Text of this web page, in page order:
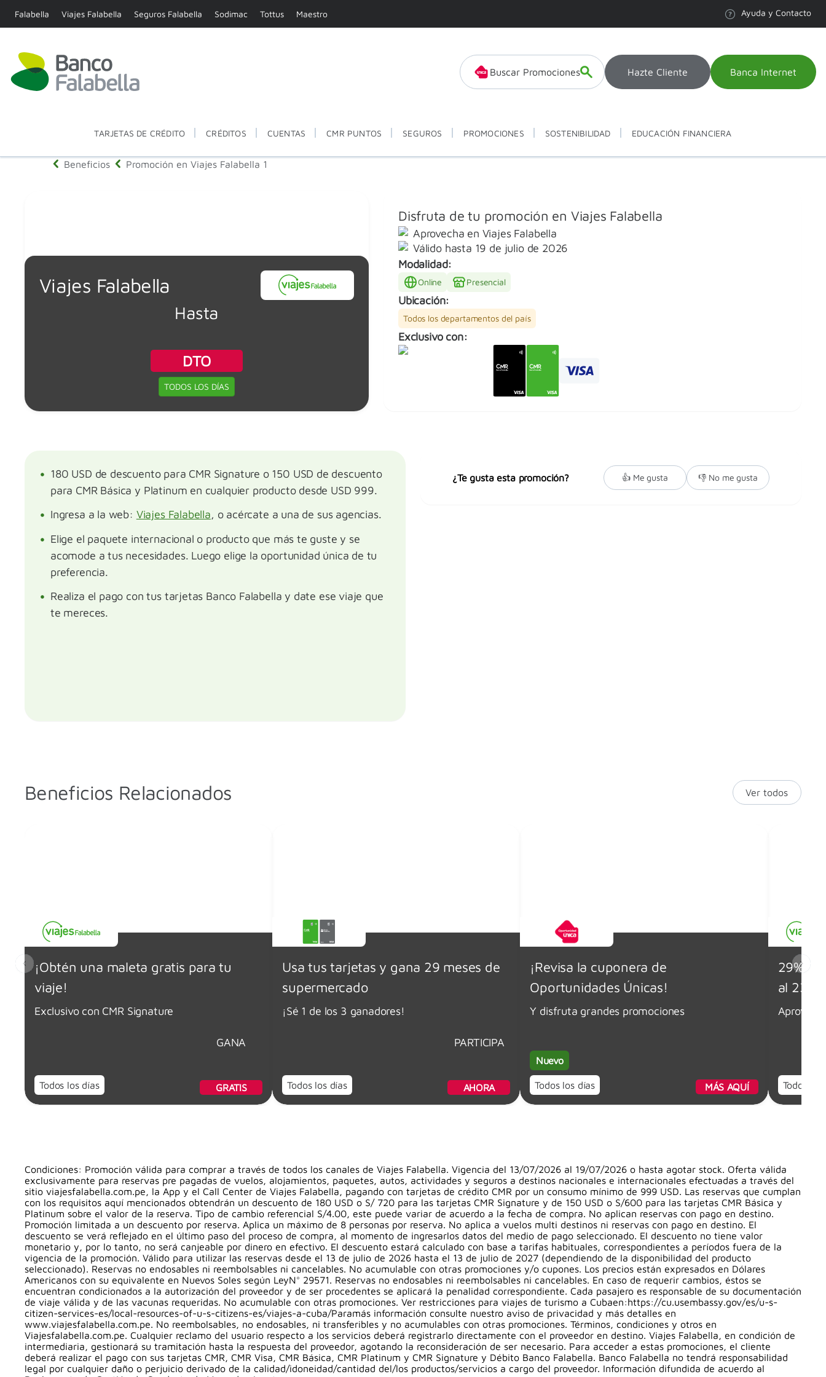
Falabella Viajes Falabella Seguros Falabella Sodimac Tottus Maestro Ayuda y Contacto
Buscar Promociones Hazte Cliente Banca Internet
TARJETAS DE CRÉDITO CRÉDITOS CUENTAS CMR PUNTOS SEGUROS PROMOCIONES SOSTENIBILIDAD EDUCACIÓN FINANCIERA
Beneficios Promoción en Viajes Falabella 1
Viajes Falabella
Hasta
DTO
TODOS LOS DÍAS
Disfruta de tu promoción en Viajes Falabella
Aprovecha en Viajes Falabella
Válido hasta 19 de julio de 2026
Modalidad:
Online Presencial
Ubicación:
Todos los departamentos del país
Exclusivo con:
180 USD de descuento para CMR Signature o 150 USD de descuento
para CMR Básica y Platinum en cualquier producto desde USD 999.
Ingresa a la web: Viajes Falabella, o acércate a una de sus agencias.
Elige el paquete internacional o producto que más te guste y se
acomode a tus necesidades. Luego elige la oportunidad única de tu
preferencia.
Realiza el pago con tus tarjetas Banco Falabella y date ese viaje que
te mereces.
¿Te gusta esta promoción? 👍 Me gusta 👎 No me gusta
Beneficios Relacionados Ver todos
¡Obtén una maleta gratis para tu
viaje!
Exclusivo con CMR Signature
Todos los días
GANA
GRATIS
Usa tus tarjetas y gana 29 meses de
supermercado
¡Sé 1 de los 3 ganadores!
Todos los días
PARTICIPA
AHORA
¡Revisa la cuponera de
Oportunidades Únicas!
Y disfruta grandes promociones
Nuevo
Todos los días MÁS AQUÍ
29%
al 23/
Todos los
Condiciones: Promoción válida para comprar a través de todos los canales de Viajes Falabella. Vigencia del 13/07/2026 al 19/07/2026 o hasta agotar stock. Oferta válida
exclusivamente para reservas pre pagadas de vuelos, alojamientos, paquetes, autos, actividades y seguros a destinos nacionales e internacionales efectuadas a través del
sitio viajesfalabella.com.pe, la App y el Call Center de Viajes Falabella, pagando con tarjetas de crédito CMR por un consumo mínimo de 999 USD. Las reservas que cumplan
con los requisitos aquí mencionados obtendrán un descuento de 180 USD o S/ 720 para las tarjetas CMR Signature y de 150 USD o S/600 para las tarjetas CMR Básica y
Platinum sobre el valor de la reserva. Tipo de cambio referencial S/4.00, este puede variar de acuerdo a la fecha de compra. No aplican reservas con pago en destino.
Promoción limitada a un descuento por reserva. Aplica un máximo de 8 personas por reserva. No aplica a vuelos multi destinos ni reservas con pago en destino. El
descuento se verá reflejado en el último paso del proceso de compra, al momento de ingresarlos datos del medio de pago seleccionado. El descuento no tiene valor
monetario y, por lo tanto, no será canjeable por dinero en efectivo. El descuento estará calculado con base a tarifas habituales, correspondientes a períodos fuera de la
vigencia de la promoción. Válido para utilizar las reservas desde el 13 de julio de 2026 hasta el 13 de julio de 2027 (dependiendo de la disponibilidad del producto
seleccionado). Reservas no endosables ni reembolsables ni cancelables. No acumulable con otras promociones y/o cupones. Los precios están expresados en Dólares
Americanos con su equivalente en Nuevos Soles según LeyN° 29571. Reservas no endosables ni reembolsables ni cancelables. En caso de requerir cambios, éstos se
encuentran condicionados a la autorización del proveedor y de ser procedentes se aplicará la penalidad correspondiente. Cada pasajero es responsable de su documentación
de viaje válida y de las vacunas requeridas. No acumulable con otras promociones. Ver restricciones para viajes de turismo a Cubaen:https://cu.usembassy.gov/es/u-s-
citizen-services-es/local-resources-of-u-s-citizens-es/viajes-a-cuba/Paramás información consulte nuestro aviso de privacidad y más detalles en
www.viajesfalabella.com.pe. No reembolsables, no endosables, ni transferibles y no acumulables con otras promociones. Términos, condiciones y otros en
Viajesfalabella.com.pe. Cualquier reclamo del usuario respecto a los servicios deberá registrarlo directamente con el proveedor en destino. Viajes Falabella, en condición de
intermediaria, gestionará su tramitación hasta la respuesta del proveedor, agotando la reconsideración de ser necesario. Para acceder a estas promociones, el cliente
deberá realizar el pago con sus tarjetas CMR, CMR Visa, CMR Básica, CMR Platinum y CMR Signature y Débito Banco Falabella. Banco Falabella no tendrá responsabilidad
legal por cualquier daño o perjuicio derivado de la calidad/idoneidad/cantidad del/los productos/servicios a cargo del proveedor. Información difundida de acuerdo al